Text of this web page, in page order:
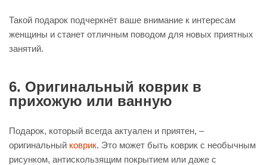
Такой подарок подчеркнёт ваше внимание к интересам
женщины и станет отличным поводом для новых приятных
занятий.
6. Оригинальный коврик в
прихожую или ванную
Подарок, который всегда актуален и приятен, –
оригинальный коврик. Это может быть коврик с необычным
рисунком, антискользящим покрытием или даже с